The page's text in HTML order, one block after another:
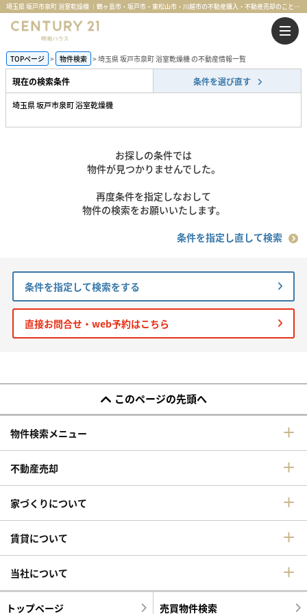
埼玉県 坂戸市泉町 浴室乾燥機 ｜鶴ヶ島市・坂戸市・東松山市・川越市の不動産購入・不動産売却のことならセンチュリー21明和ハウス
TOPページ 物件検索 埼玉県 坂戸市泉町 浴室乾燥機 の不動産情報一覧
現在の検索条件 条件を選び直す
埼玉県 坂戸市泉町 浴室乾燥機
お探しの条件では
物件が見つかりませんでした。
再度条件を指定しなおして
物件の検索をお願いいたします。
条件を指定し直して検索
条件を指定して検索をする
直接お問合せ・web予約はこちら
このページの先頭へ
物件検索メニュー
不動産売却
家づくりについて
賃貸について
当社について
トップページ 売買物件検索